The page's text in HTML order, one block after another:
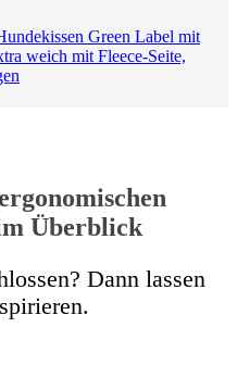
Überblick
Dann lassen